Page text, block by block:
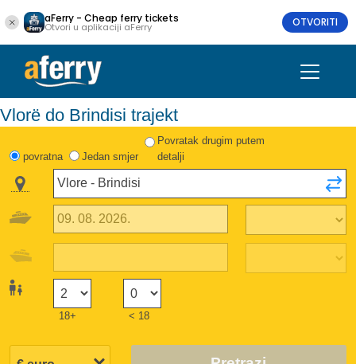
aFerry - Cheap ferry tickets
Otvori u aplikaciji aFerry OTVORITI
Vlorë do Brindisi trajekt
povratna Jedan smjer
Povratak drugim putem
detalji
18+ < 18